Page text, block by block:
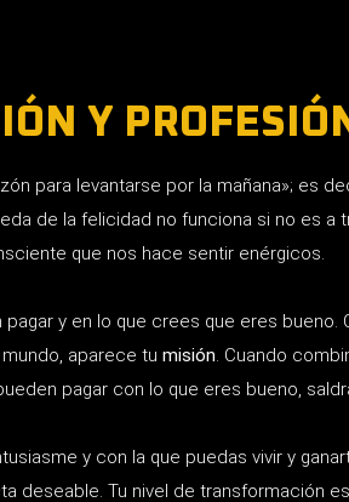
Y
para levantarse por la mañana»; es
de la felicidad no funciona si no es a
que nos hace sentir enérgicos.
y en lo que crees que eres bueno.
aparece tu misión. Cuando
pagar con lo que eres bueno,
y con la que puedas vivir y
deseable. Tu nivel de transformación